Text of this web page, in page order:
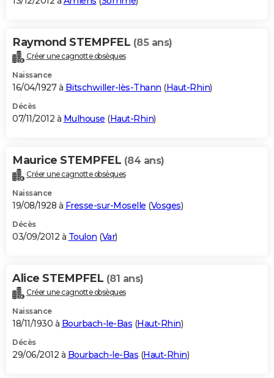
Raymond STEMPFEL (85 ans)
Créer une cagnotte obsèques
Naissance
16/04/1927 à Bitschwiller-lès-Thann (Haut-Rhin)
Décès
07/11/2012 à Mulhouse (Haut-Rhin)
Maurice STEMPFEL (84 ans)
Créer une cagnotte obsèques
Naissance
19/08/1928 à Fresse-sur-Moselle (Vosges)
Décès
03/09/2012 à Toulon (Var)
Alice STEMPFEL (81 ans)
Créer une cagnotte obsèques
Naissance
18/11/1930 à Bourbach-le-Bas (Haut-Rhin)
Décès
29/06/2012 à Bourbach-le-Bas (Haut-Rhin)